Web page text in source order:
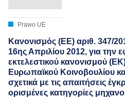
Prawo UE
Κανονισμός (ΕΕ) αριθ. 347/
16ης Απριλίου 2012, για την
εκτελεστικού κανονισμού
Ευρωπαϊκού Κοινοβουλίου
σχετικά με τις απαιτήσεις
ορισμένες κατηγορίες